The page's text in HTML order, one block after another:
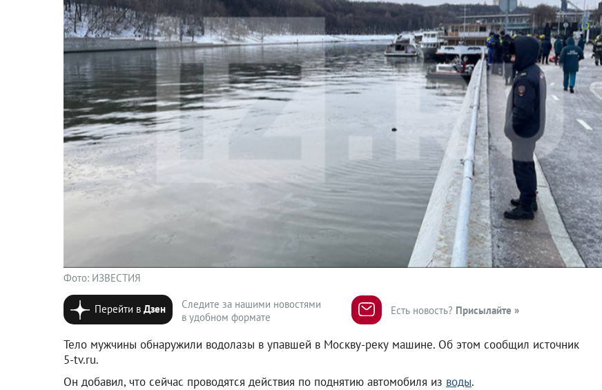
Фото: ИЗВЕСТИЯ
Перейти вДзен
Следите за нашими новостями
в удобном формате
Есть новость? Присылайте »
Тело мужчины обнаружили водолазы в упавшей в Москву-реку машине. Об этом сообщил источник
5-tv.ru.
Он добавил, что сейчас проводятся действия по поднятию автомобиля из воды.